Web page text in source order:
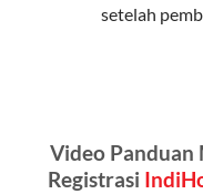
atau teman tanpa
Admin (pelanggan
setelah
Video Panduan
Registrasi